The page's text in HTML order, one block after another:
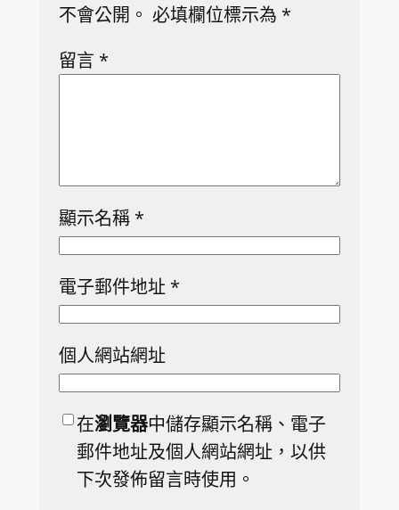
不會公開。 必填欄位標示為 *
留言 *
顯示名稱 *
電子郵件地址 *
個人網站網址
在瀏覽器中儲存顯示名稱、電子
郵件地址及個人網站網址，以供
下次發佈留言時使用。